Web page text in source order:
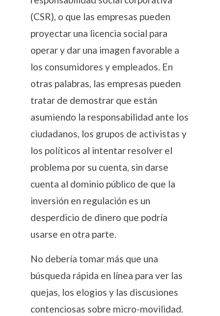
(CSR), o que las empresas pueden
proyectar una licencia social para
operar y dar una imagen favorable a
los consumidores y empleados. En
otras palabras, las empresas pueden
tratar de demostrar que están
asumiendo la responsabilidad ante los
ciudadanos, los grupos de activistas y
los políticos al intentar resolver el
problema por su cuenta, sin darse
cuenta al dominio público de que la
inversión en regulación es un
desperdicio de dinero que podría
usarse en otra parte.
No debería tomar más que una
búsqueda rápida en línea para ver las
quejas, los elogios y las discusiones
contenciosas sobre micro-movilidad.